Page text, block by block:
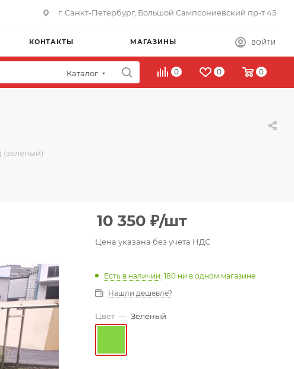
г. Санкт-Петербург, Большой Сампсониевский пр-т 45
КОНТАКТЫ МАГАЗИНЫ ВОЙТИ
Каталог 0 0 0
(зеленый)
10 350 ₽/шт
Цена указана без учета НДС
Есть в наличии: 180 ни в одном магазине
Нашли дешевле?
Цвет — Зеленый